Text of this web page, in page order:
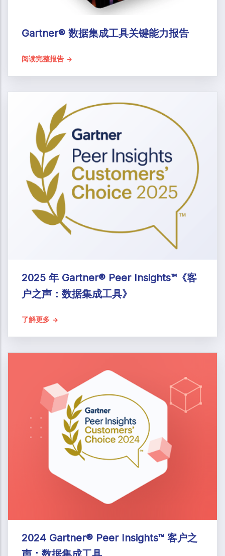
Gartner® 数据集成工具关键能力报告
阅读完整报告
2025 年 Gartner® Peer Insights™《客
户之声：数据集成工具》
了解更多
2024 Gartner® Peer Insights™ 客户之